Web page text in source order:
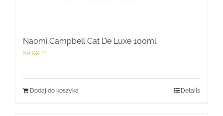
Naomi Campbell Cat De Luxe 100ml
59,99 zł
Dodaj do koszyka Details